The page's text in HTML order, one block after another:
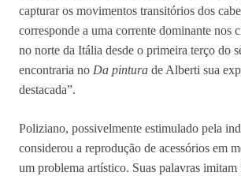
capturar os movimentos transitórios dos
corresponde a uma corrente dominante nos
no norte da Itália desde o primeira terço do
encontraria no Da pintura de Alberti sua
destacada”.
Poliziano, possivelmente estimulado pela
considerou a reprodução de acessórios em
um problema artístico. Suas palavras imitam